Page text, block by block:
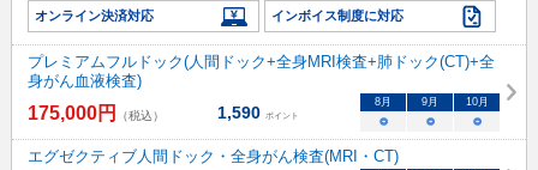
オンライン決済対応 インボイス制度に対応
プレミアムフルドック(人間ドック+全身MRI検査+肺ドック(CT)+全
身がん血液検査)
175,000円 （税込） 1,590 ポイント
8月 9月 10月
○ ○ ○
エグゼクティブ人間ドック・全身がん検査(MRI・CT)